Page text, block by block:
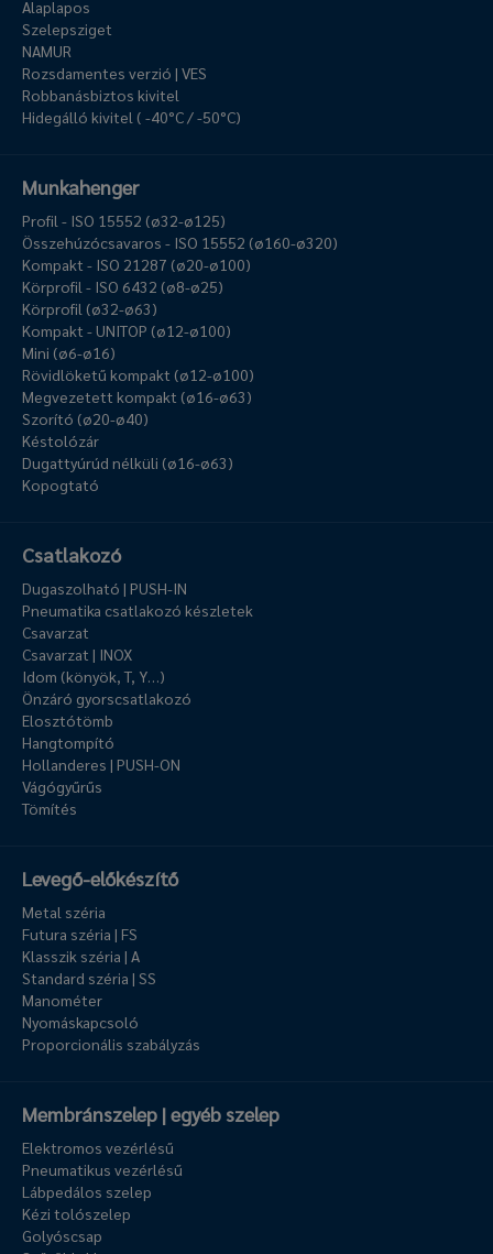
Alaplapos
Szelepsziget
NAMUR
Rozsdamentes verzió | VES
Robbanásbiztos kivitel
Hidegálló kivitel ( -40°C / -50°C)
Munkahenger
Profil - ISO 15552 (ø32-ø125)
Összehúzócsavaros - ISO 15552 (ø160-ø320)
Kompakt - ISO 21287 (ø20-ø100)
Körprofil - ISO 6432 (ø8-ø25)
Körprofil (ø32-ø63)
Kompakt - UNITOP (ø12-ø100)
Mini (ø6-ø16)
Rövidlöketű kompakt (ø12-ø100)
Megvezetett kompakt (ø16-ø63)
Szorító (ø20-ø40)
Késtolózár
Dugattyúrúd nélküli (ø16-ø63)
Kopogtató
Csatlakozó
Dugaszolható | PUSH-IN
Pneumatika csatlakozó készletek
Csavarzat
Csavarzat | INOX
Idom (könyök, T, Y…)
Önzáró gyorscsatlakozó
Elosztótömb
Hangtompító
Hollanderes | PUSH-ON
Vágógyűrűs
Tömítés
Levegő-előkészítő
Metal széria
Futura széria | FS
Klasszik széria | A
Standard széria | SS
Manométer
Nyomáskapcsoló
Proporcionális szabályzás
Membránszelep | egyéb szelep
Elektromos vezérlésű
Pneumatikus vezérlésű
Lábpedálos szelep
Kézi tolószelep
Golyóscsap